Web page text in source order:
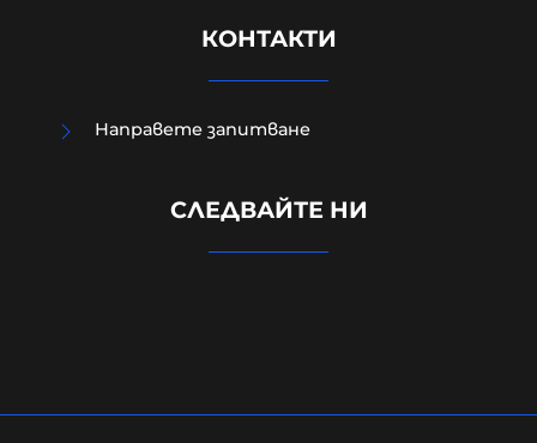
УНИЦЕФ: Израел убива средно по
„примирието“ от октомври 2025
КОНТАКТИ
Направете запитване
СЛЕДВАЙТЕ НИ